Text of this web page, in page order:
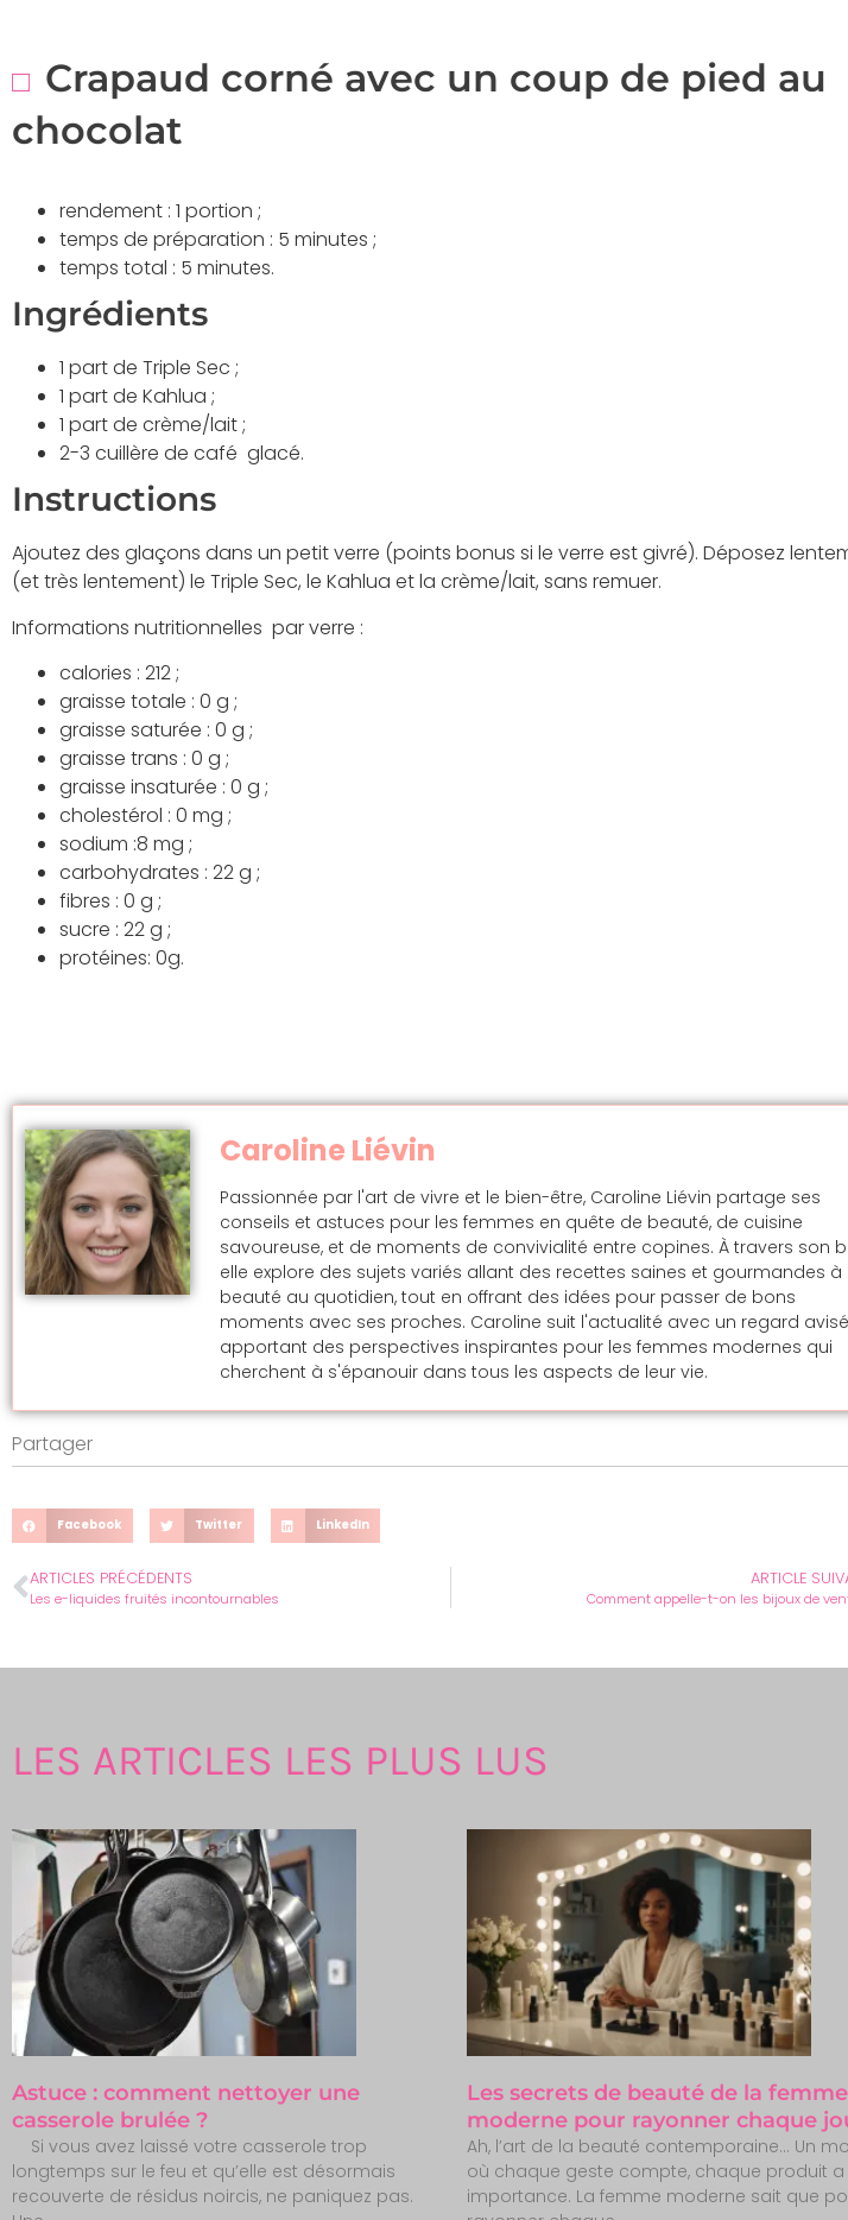
Crapaud corné avec un coup de pied au
chocolat
rendement : 1 portion ;
temps de préparation : 5 minutes ;
temps total : 5 minutes.
Ingrédients
1 part de Triple Sec ;
1 part de Kahlua ;
1 part de crème/lait ;
2-3 cuillère de café glacé.
Instructions
Ajoutez des glaçons dans un petit verre (points bonus si le verre est givré). Déposez
(et très lentement) le Triple Sec, le Kahlua et la crème/lait, sans remuer.
Informations nutritionnelles par verre :
calories : 212 ;
graisse totale : 0 g ;
graisse saturée : 0 g ;
graisse trans : 0 g ;
graisse insaturée : 0 g ;
cholestérol : 0 mg ;
sodium :8 mg ;
carbohydrates : 22 g ;
fibres : 0 g ;
sucre : 22 g ;
protéines: 0g.
Caroline Liévin
Passionnée par l'art de vivre et le bien-être, Caroline Liévin partage ses
conseils et astuces pour les femmes en quête de beauté, de cuisine
savoureuse, et de moments de convivialité entre copines. À travers son
elle explore des sujets variés allant des recettes saines et gourmandes à
beauté au quotidien, tout en offrant des idées pour passer de bons
moments avec ses proches. Caroline suit l'actualité avec un regard
apportant des perspectives inspirantes pour les femmes modernes qui
cherchent à s'épanouir dans tous les aspects de leur vie.
Partager
Facebook Twitter LinkedIn
ARTICLES PRÉCÉDENTS
Les e-liquides fruités incontournables
ARTICLE
Comment appelle-t-on les bijoux de
LES ARTICLES LES PLUS LUS
Astuce : comment nettoyer une
casserole brulée ?
Si vous avez laissé votre casserole trop
longtemps sur le feu et qu’elle est désormais
recouverte de résidus noircis, ne paniquez pas.
Les secrets de beauté de la femme
moderne pour rayonner chaque
Ah, l’art de la beauté contemporaine… Un
où chaque geste compte, chaque produit a
importance. La femme moderne sait que